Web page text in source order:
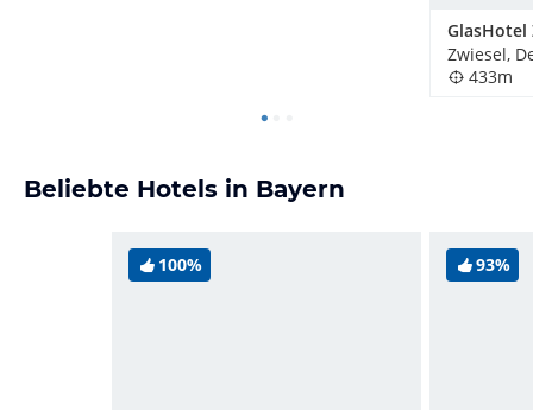
GlasHotel
Zwiesel,
433m
Beliebte Hotels in Bayern
100% 93%